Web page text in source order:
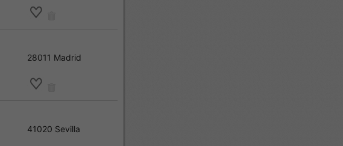
28011 Madrid
41020 Sevilla